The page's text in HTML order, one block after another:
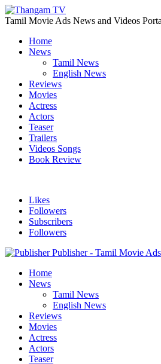
Tamil Movie Ads News and Videos
Home
News
Tamil News
English News
Reviews
Movies
Actress
Actors
Teaser
Trailers
Videos Songs
Book Review
Likes
Followers
Subscribers
Followers
Publisher - Tamil Movie
Home
News
Tamil News
English News
Reviews
Movies
Actress
Actors
Teaser